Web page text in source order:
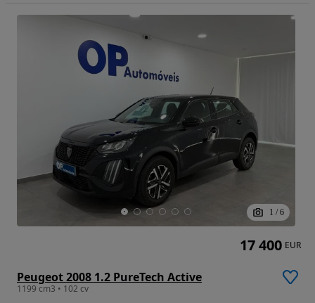
1 / 6
Peugeot 2008 1.2 PureTech Active
1199 cm3 • 102 cv
17 400 EUR